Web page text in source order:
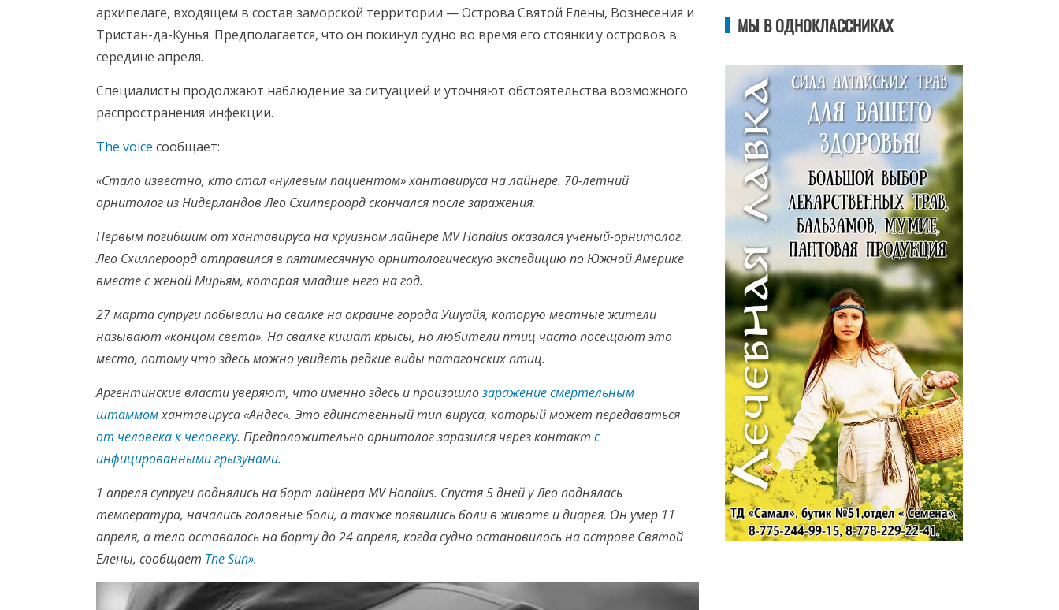
архипелаге, входящем в состав заморской территории — Острова Святой Елены, Вознесения и
Тристан-да-Кунья. Предполагается, что он покинул судно во время его стоянки у островов в
середине апреля.
Специалисты продолжают наблюдение за ситуацией и уточняют обстоятельства возможного
распространения инфекции.
The voice сообщает:
«Стало известно, кто стал «нулевым пациентом» хантавируса на лайнере. 70-летний
орнитолог из Нидерландов Лео Схилпероорд скончался после заражения.
Первым погибшим от хантавируса на круизном лайнере MV Hondius оказался ученый-орнитолог.
Лео Схилпероорд отправился в пятимесячную орнитологическую экспедицию по Южной Америке
вместе с женой Мирьям, которая младше него на год.
27 марта супруги побывали на свалке на окраине города Ушуайя, которую местные жители
называют «концом света». На свалке кишат крысы, но любители птиц часто посещают это
место, потому что здесь можно увидеть редкие виды патагонских птиц.
Аргентинские власти уверяют, что именно здесь и произошлозаражение смертельным
штаммомхантавируса «Андес». Это единственный тип вируса, который может передаваться
от человека к человеку. Предположительно орнитолог заразился через контакт с
инфицированными грызунами.
1 апреля супруги поднялись на борт лайнера MV Hondius. Спустя 5 дней у Лео поднялась
температура, начались головные боли, а также появились боли в животе и диарея. Он умер 11
апреля, а тело оставалось на борту до 24 апреля, когда судно остановилось на острове Святой
Елены, сообщает The Sun».
МЫ В ОДНОКЛАССНИКАХ